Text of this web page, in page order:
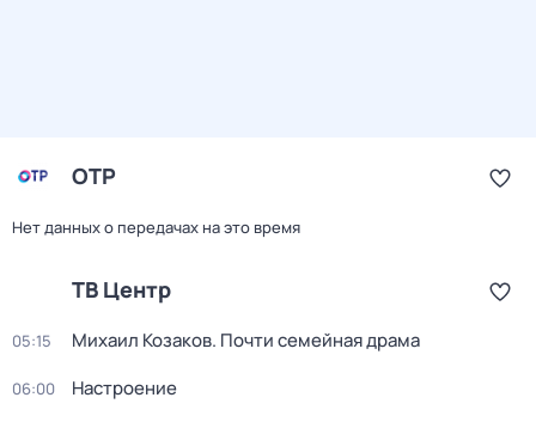
ОТР
Нет данных о передачах на это время
ТВ Центр
05:15 Михаил Козаков. Почти семейная драма
06:00 Настроение